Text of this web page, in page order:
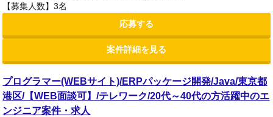
【募集人数】3名
応募する
案件詳細を見る
プログラマー(WEBサイト)/ERPパッケージ開発/Java/東京都
港区/【WEB面談可】/テレワーク/20代～40代の方活躍中のエ
ンジニア案件・求人